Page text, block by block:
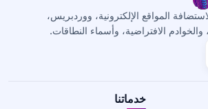
المواقع الإلكترونية، ووردبريس،
الافتراضية، وأسماء النطاقات.
خدماتنا